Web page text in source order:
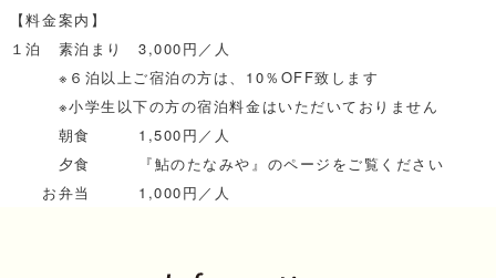
【料金案内】
１泊 素泊まり 3,000円／人
※６泊以上ご宿泊の方は、10％OFF致します
※小学生以下の方の宿泊料金はいただいておりません
朝食 1,500円／人
夕食 『鮎のたなみや』のページをご覧ください
お弁当 1,000円／人